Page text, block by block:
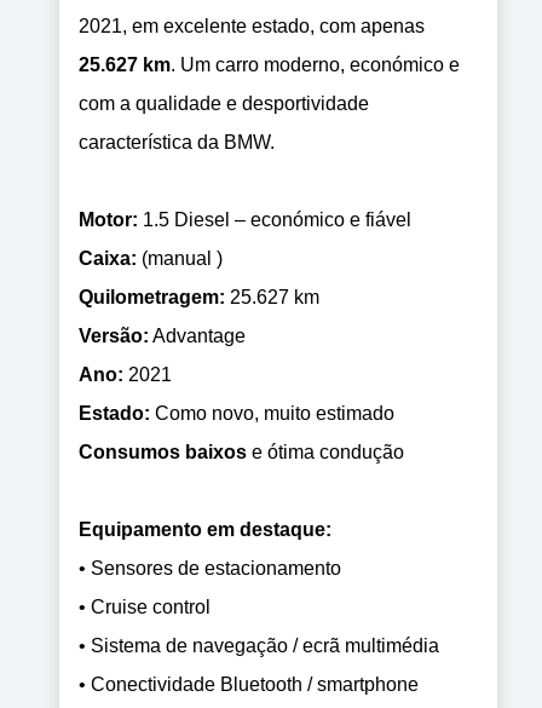
2021, em excelente estado, com apenas
25.627 km. Um carro moderno, económico e
com a qualidade e desportividade
característica da BMW.
Motor: 1.5 Diesel – económico e fiável
Caixa: (manual )
Quilometragem: 25.627 km
Versão: Advantage
Ano: 2021
Estado: Como novo, muito estimado
Consumos baixos e ótima condução
Equipamento em destaque:
• Sensores de estacionamento
• Cruise control
• Sistema de navegação / ecrã multimédia
• Conectividade Bluetooth / smartphone